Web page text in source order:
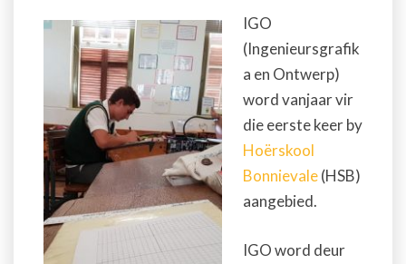
IGO
(Ingenieursgrafik
a en Ontwerp)
word vanjaar vir
die eerste keer by
Hoërskool
Bonnievale(HSB)
aangebied.
IGO word deur